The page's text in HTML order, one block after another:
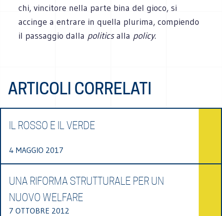
chi, vincitore nella parte bina del gioco, si
accinge a entrare in quella plurima, compiendo
il passaggio dalla politicsalla policy.
ARTICOLI CORRELATI
IL ROSSO E IL VERDE
4 MAGGIO 2017
UNA RIFORMA STRUTTURALE PER UN
NUOVO WELFARE
7 OTTOBRE 2012